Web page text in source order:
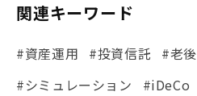
関連キーワード
#資産運用 #投資信託 #老後
#シミュレーション
#iDeCo